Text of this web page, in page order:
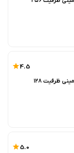
4.5
گوشی موبایل اپل مدل آیفون ۱۳ مینی ظرفیت ۱۲۸
5.0